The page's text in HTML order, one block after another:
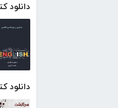
دانلود
دانلود